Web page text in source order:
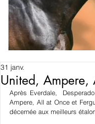
United, Ampere,
31 janv.
Après Everdale,
Ampere, All at Once et
décernée aux meilleurs